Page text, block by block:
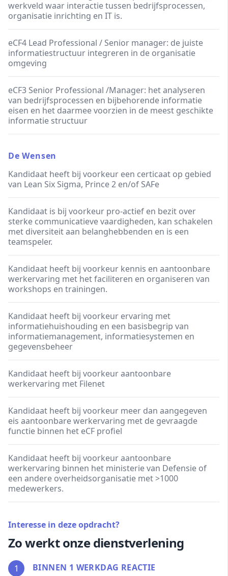
werkveld waar interactie tussen bedrijfsprocessen,
organisatie inrichting en IT is.
eCF4 Lead Professional / Senior manager: de juiste
informatiestructuur integreren in de organisatie
omgeving
eCF3 Senior Professional /Manager: het analyseren
van bedrijfsprocessen en bijbehorende informatie
eisen en het daarmee voorzien in de meest geschikte
informatie structuur
De Wensen
Kandidaat heeft bij voorkeur een certicaat op gebied
van Lean Six Sigma, Prince 2 en/of SAFe
Kandidaat is bij voorkeur pro-actief en bezit over
sterke communicatieve vaardigheden, kan schakelen
met diversiteit aan belanghebbenden en is een
teamspeler.
Kandidaat heeft bij voorkeur kennis en aantoonbare
werkervaring met het faciliteren en organiseren van
workshops en trainingen.
Kandidaat heeft bij voorkeur ervaring met
informatiehuishouding en een basisbegrip van
informatiemanagement, informatiesystemen en
gegevensbeheer
Kandidaat heeft bij voorkeur aantoonbare
werkervaring met Filenet
Kandidaat heeft bij voorkeur meer dan aangegeven
eis aantoonbare werkervaring met de gevraagde
functie binnen het eCF profiel
Kandidaat heeft bij voorkeur aantoonbare
werkervaring binnen het ministerie van Defensie of
een andere overheidsorganisatie met >1000
medewerkers.
Interesse in deze opdracht?
Zo werkt onze dienstverlening
1 BINNEN 1 WERKDAG REACTIE